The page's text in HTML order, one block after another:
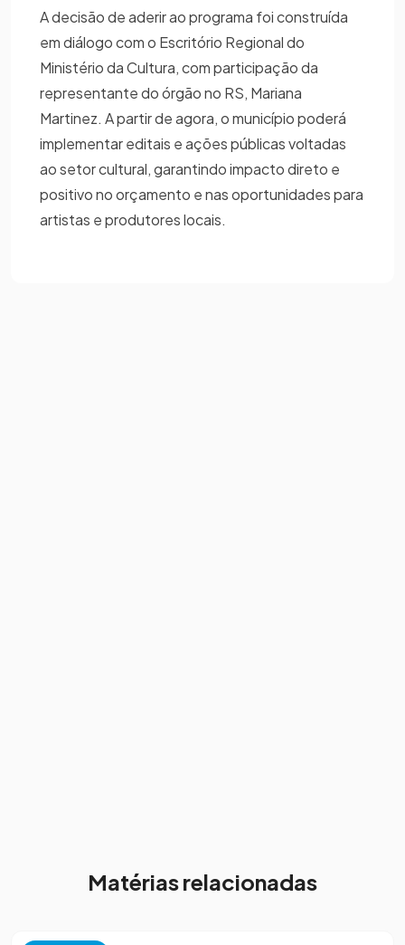
A decisão de aderir ao programa foi construída
em diálogo com o Escritório Regional do
Ministério da Cultura, com participação da
representante do órgão no RS, Mariana
Martinez. A partir de agora, o município poderá
implementar editais e ações públicas voltadas
ao setor cultural, garantindo impacto direto e
positivo no orçamento e nas oportunidades para
artistas e produtores locais.
Matérias relacionadas